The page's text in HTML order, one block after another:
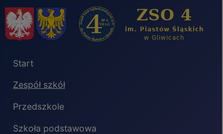
Start
Zespół szkół
Przedszkole
Szkoła podstawowa